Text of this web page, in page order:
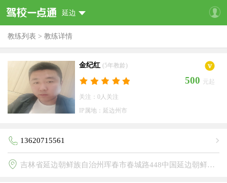
延边
教练列表 > 教练详情
金纪红 (5年教龄)
500 元起
关注：0人关注
IP属地：延边州市
13620715561
吉林省延边朝鲜族自治州珲春市春城路448中国延边朝鲜族自治州林蛙养殖协会(金马驾校)